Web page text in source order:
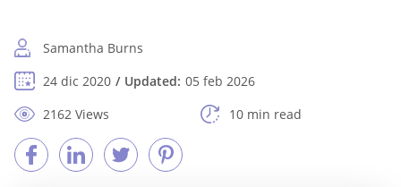
Samantha Burns
24 dic 2020
Updated: 05 feb 2026
2162 Views
10 min read